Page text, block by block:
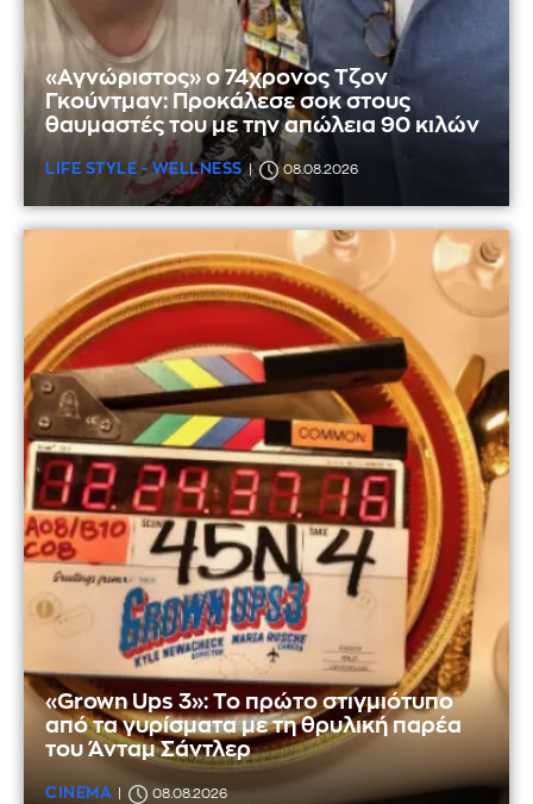
«Αγνώριστος» ο 74χρονος Τζον
Γκούντμαν: Προκάλεσε σοκ στους
θαυμαστές του με την απώλεια 90 κιλών
LIFE STYLE - WELLNESS 08.08.2026
«Grown Ups 3»: Το πρώτο στιγμιότυπο
από τα γυρίσματα με τη θρυλική παρέα
του Άνταμ Σάντλερ
CINEMA 08.08.2026